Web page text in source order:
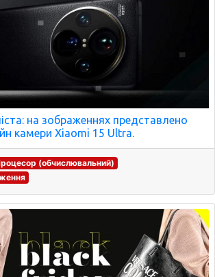
на зображеннях представлено
камери Xiaomi 15 Ultra.
(обчислювальний)